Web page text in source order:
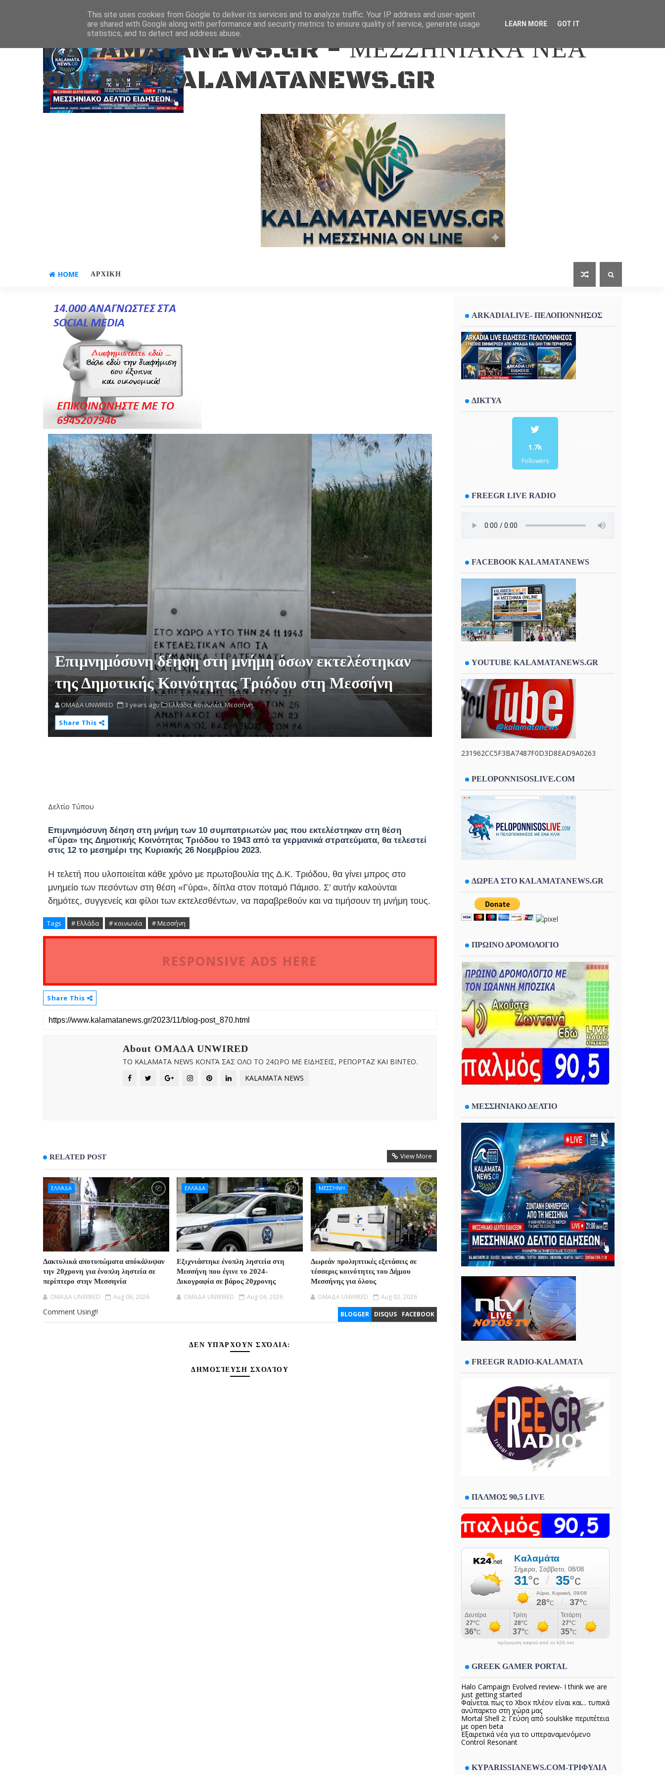
Aug 8, 2026
KALAMATANEWS.GR - ΜΕΣΣΗΝΙΑΚΑ ΝΕΑ
ONLINE-KALAMATANEWS.GR
HOME ΑΡΧΙΚΗ
Επιμνημόσυνη δέηση στη μνήμη όσων εκτελέστηκαν
της Δημοτικής Κοινότητας Τριόδου στη Μεσσήνη
OMAΔΑ UNWIRED 3 years ago Ελλάδα,κοινωνία, Μεσσήνη,
Share This
Δελτίο Τύπου
Επιμνημόσυνη δέηση στη μνήμη των 10 συμπατριωτών μας που εκτελέστηκαν στη θέση
«Γύρα» της Δημοτικής Κοινότητας Τριόδου το 1943 από τα γερμανικά στρατεύματα, θα τελεστεί
στις 12 το μεσημέρι της Κυριακής 26 Νοεμβρίου 2023.
Η τελετή που υλοποιείται κάθε χρόνο με πρωτοβουλία της Δ.Κ. Τριόδου, θα γίνει μπρος στο
μνημείο των πεσόντων στη θέση «Γύρα», δίπλα στον ποταμό Πάμισο. Σ’ αυτήν καλούνται
δημότες, συγγενείς και φίλοι των εκτελεσθέντων, να παραβρεθούν και να τιμήσουν τη μνήμη τους.
Tags # Ελλάδα # κοινωνία # Μεσσήνη
RESPONSIVE ADS HERE
Share This
About OMAΔΑ UNWIRED
ΤΟ KALAMATA NEWS ΚΟΝΤΆ ΣΑΣ ΟΛΟ ΤΟ 24ΩΡΟ ΜΕ ΕΙΔΗΣΕΙΣ, ΡΕΠΟΡΤΑΖ ΚΑΙ ΒΙΝΤΕΟ.
KALAMATA NEWS
RELATED POST View More
ΕΛΛΆΔΑ
Δακτυλικά αποτυπώματα απόκάλυψαν
την 20χρονη για ένοπλη ληστεία σε
περίπτερο στην Μεσσηνία
OMAΔΑ UNWIRED Aug 06, 2026
ΕΛΛΆΔΑ
Εξιχνιάστηκε ένοπλη ληστεία στη
Μεσσήνη που έγινε το 2024-
Δικογραφία σε βάρος 20χρονης
OMAΔΑ UNWIRED Aug 04, 2026
ΜΕΣΣΉΝΗ
Δωρεάν προληπτικές εξετάσεις σε
τέσσερις κοινότητες του Δήμου
Μεσσήνης για όλους
OMAΔΑ UNWIRED Aug 02, 2026
BLOGGER DISQUS FACEBOOK
Comment Using!!
ΔΕΝ ΥΠΆΡΧΟΥΝ ΣΧΌΛΙΑ:
ΔΗΜΟΣΊΕΥΣΗ ΣΧΟΛΊΟΥ
ARKADIALIVE- ΠΕΛΟΠΟΝΝΗΣΟΣ
ΔΙΚΤΥΑ
1.7k
Followers
FREEGR LIVE RADIO
FACEBOOK KALAMATANEWS
YOUTUBE KALAMATANEWS.GR
231962CC5F3BA7487F0D3D8EAD9A0263
PELOPONNISOSLIVE.COM
ΔΩΡΕΑ ΣΤΟ KALAMATANEWS.GR
ΠΡΩΙΝΟ ΔΡΟΜΟΛΟΓΙΟ
ΜΕΣΣΗΝΙΑΚΟ ΔΕΛΤΙΟ
FREEGR RADIO-KALAMATA
ΠΑΛΜΟΣ 90,5 LIVE
πρόγνωση καιρού από το k24.net
GREEK GAMER PORTAL
Halo Campaign Evolved review- I think we are
just getting started
Φαίνεται πως το Xbox πλέον είναι και... τυπικά
ανύπαρκτο στη χώρα μας
Mortal Shell 2: Γεύση από soulslike περιπέτεια
με open beta
Εξαιρετικά νέα για το υπεραναμενόμενο
Control Resonant
KYPARISSIANEWS.COM-ΤΡΙΦΥΛΙΑ
This site uses cookies from Google to deliver its services and to analyze traffic. Your IP address and user-agent
are shared with Google along with performance and security metrics to ensure quality of service, generate usage
statistics, and to detect and address abuse.
LEARN MORE GOT IT